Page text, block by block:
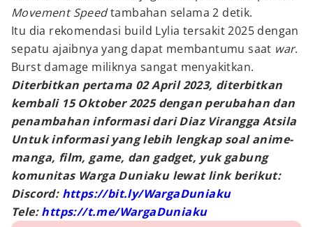
Movement Speedtambahan selama 2 detik.
Itu dia rekomendasi build Lylia tersakit 2025 dengan
sepatu ajaibnya yang dapat membantumu saat war.
Burst damage miliknya sangat menyakitkan.
Diterbitkan pertama 02 April 2023, diterbitkan
kembali 15 Oktober 2025 dengan perubahan dan
penambahan informasi dari Diaz Virangga Atsila
Untuk informasi yang lebih lengkap soal anime-
manga, film, game, dan gadget, yuk gabung
komunitas Warga Duniaku lewat link berikut:
Discord: https://bit.ly/WargaDuniaku
Tele:https://t.me/WargaDuniaku